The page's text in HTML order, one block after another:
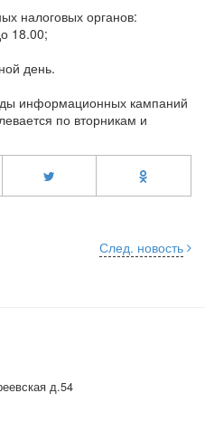
налоговых органов:
18.00;
день.
информационных кампаний
по вторникам и
След. новость
д.54